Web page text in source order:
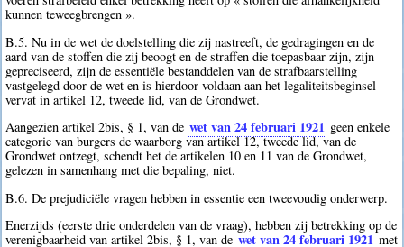
kunnen teweegbrengen ».
B.5. Nu in de wet de doelstelling die zij nastreeft, de gedragingen en de
aard van de stoffen die zij beoogt en de straffen die toepasbaar zijn, zijn
gepreciseerd, zijn de essentiële bestanddelen van de strafbaarstelling
vastgelegd door de wet en is hierdoor voldaan aan het legaliteitsbeginsel
vervat in artikel 12, tweede lid, van de Grondwet.
Aangezien artikel 2bis, § 1, van de wet van 24 februari 1921 geen enkele
categorie van burgers de waarborg van artikel 12, tweede lid, van de
Grondwet ontzegt, schendt het de artikelen 10 en 11 van de Grondwet,
gelezen in samenhang met die bepaling, niet.
B.6. De prejudiciële vragen hebben in essentie een tweevoudig onderwerp.
Enerzijds (eerste drie onderdelen van de vraag), hebben zij betrekking op de
verenigbaarheid van artikel 2bis, § 1, van de wet van 24 februari 1921 met